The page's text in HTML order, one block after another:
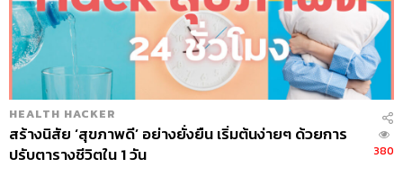
HEALTH HACKER
สร้างนิสัย ‘สุขภาพดี’ อย่างยั่งยืน เริ่มต้นง่ายๆ ด้วยการ
ปรับตารางชีวิตใน 1 วัน
380